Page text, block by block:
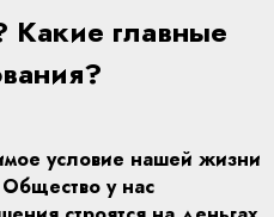
Какие главные
условие нашей жизни
у нас